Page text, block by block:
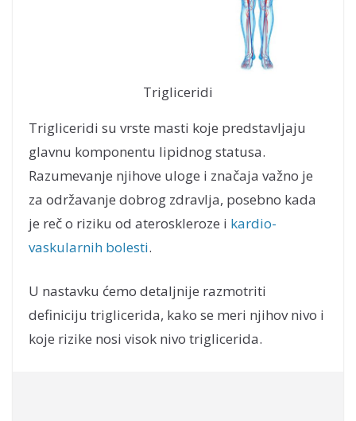
Trigliceridi
Trigliceridi su vrste masti koje predstavljaju
glavnu komponentu lipidnog statusa.
Razumevanje njihove uloge i značaja važno je
za održavanje dobrog zdravlja, posebno kada
je reč o riziku od ateroskleroze i kardio-
vaskularnih bolesti.
U nastavku ćemo detaljnije razmotriti
definiciju triglicerida, kako se meri njihov nivo i
koje rizike nosi visok nivo triglicerida.